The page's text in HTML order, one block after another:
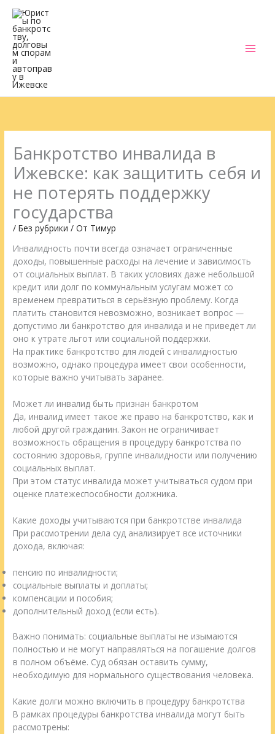
Перейти
содержимому
Банкротство инвалида в
Ижевске: как защитить себя и
не потерять поддержку
государства
/Без рубрики / От Тимур
Инвалидность почти всегда означает ограниченные
доходы, повышенные расходы на лечение и зависимость
от социальных выплат. В таких условиях даже небольшой
кредит или долг по коммунальным услугам может со
временем превратиться в серьёзную проблему. Когда
платить становится невозможно, возникает вопрос —
допустимо ли банкротство для инвалида и не приведёт ли
оно к утрате льгот или социальной поддержки.
На практике банкротство для людей с инвалидностью
возможно, однако процедура имеет свои особенности,
которые важно учитывать заранее.
Может ли инвалид быть признан банкротом
Да, инвалид имеет такое же право на банкротство, как и
любой другой гражданин. Закон не ограничивает
возможность обращения в процедуру банкротства по
состоянию здоровья, группе инвалидности или получению
социальных выплат.
При этом статус инвалида может учитываться судом при
оценке платежеспособности должника.
Какие доходы учитываются при банкротстве инвалида
При рассмотрении дела суд анализирует все источники
дохода, включая:
пенсию по инвалидности;
социальные выплаты и доплаты;
компенсации и пособия;
дополнительный доход (если есть).
Важно понимать: социальные выплаты не изымаются
полностью и не могут направляться на погашение долгов
в полном объёме. Суд обязан оставить сумму,
необходимую для нормального существования человека.
Какие долги можно включить в процедуру банкротства
В рамках процедуры банкротства инвалида могут быть
рассмотрены: